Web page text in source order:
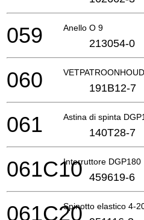
Anello O 9
059 213054-0
060 191B12-7
Astina di spinta
061 140T28-7
Interruttore DGP180
061C10 459619-6
Spinotto elastico 4-
061C20